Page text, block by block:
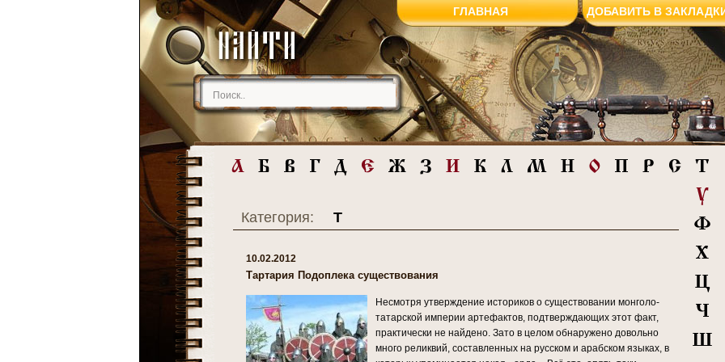
ГЛАВНАЯ ДОБАВИТЬ В
Категория: Т
10.02.2012
Тартария Подоплека существования
Несмотря утверждение историков о существовании монголо-
татарской империи артефактов, подтверждающих этот факт,
практически не найдено. Зато в целом обнаружено довольно
много реликвий, составленных на русском и арабском языках, в